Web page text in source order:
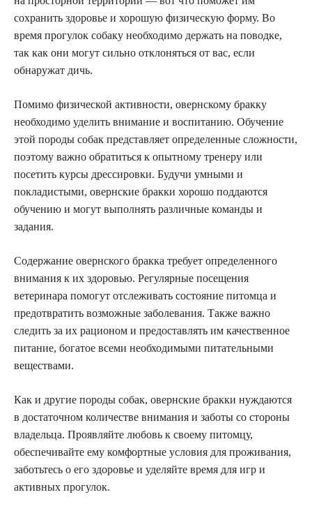
сохранить здоровье и хорошую физическую форму. Во
время прогулок собаку необходимо держать на поводке,
так как они могут сильно отклоняться от вас, если
обнаружат дичь.
Помимо физической активности, овернскому бракку
необходимо уделить внимание и воспитанию. Обучение
этой породы собак представляет определенные сложности,
поэтому важно обратиться к опытному тренеру или
посетить курсы дрессировки. Будучи умными и
покладистыми, овернские бракки хорошо поддаются
обучению и могут выполнять различные команды и
задания.
Содержание овернского бракка требует определенного
внимания к их здоровью. Регулярные посещения
ветеринара помогут отслеживать состояние питомца и
предотвратить возможные заболевания. Также важно
следить за их рационом и предоставлять им качественное
питание, богатое всеми необходимыми питательными
веществами.
Как и другие породы собак, овернские бракки нуждаются
в достаточном количестве внимания и заботы со стороны
владельца. Проявляйте любовь к своему питомцу,
обеспечивайте ему комфортные условия для проживания,
заботьтесь о его здоровье и уделяйте время для игр и
активных прогулок.